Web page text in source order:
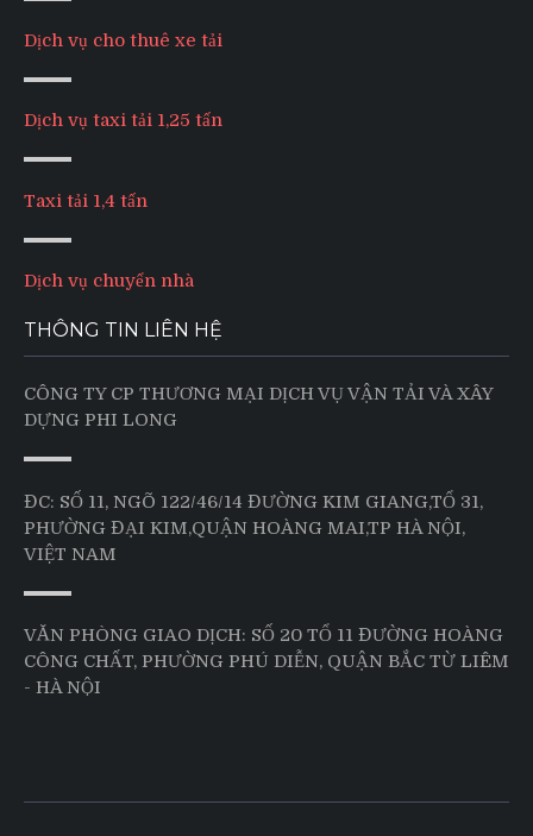
Dịch vụ cho thuê xe tải
Dịch vụ taxi tải 1,25 tấn
Taxi tải 1,4 tấn
Dịch vụ chuyển nhà
THÔNG TIN LIÊN HỆ
CÔNG TY CP THƯƠNG MẠI DỊCH VỤ VẬN TẢI VÀ XÂY
DỰNG PHI LONG
ĐC: SỐ 11, NGÕ 122/46/14 ĐƯỜNG KIM GIANG,TỔ 31,
PHƯỜNG ĐẠI KIM,QUẬN HOÀNG MAI,TP HÀ NỘI,
VIỆT NAM
VĂN PHÒNG GIAO DỊCH: SỐ 20 TỔ 11 ĐƯỜNG HOÀNG
CÔNG CHẤT, PHƯỜNG PHÚ DIỄN, QUẬN BẮC TỪ LIÊM
- HÀ NỘI